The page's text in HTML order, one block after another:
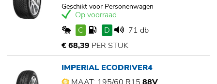
Geschikt voor Personenwagen
Op voorraad
C
D
71 db
€ 68,39 PER STUK
IMPERIAL ECODRIVER4